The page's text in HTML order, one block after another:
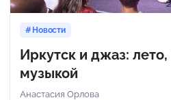
Новости
Иркутск и джаз:
музыкой
Анастасия Орлова